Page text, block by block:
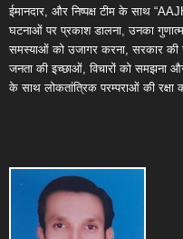
ईमानदार, और निष्पक्ष टीम के साथ
घटनाओं पर प्रकाश डालना, उनका
समस्याओं को उजागर करना, सरकार की
जनता की इच्छाओं, विचारों को समझना
के साथ लोकतांत्रिक परम्पराओं की रक्षा